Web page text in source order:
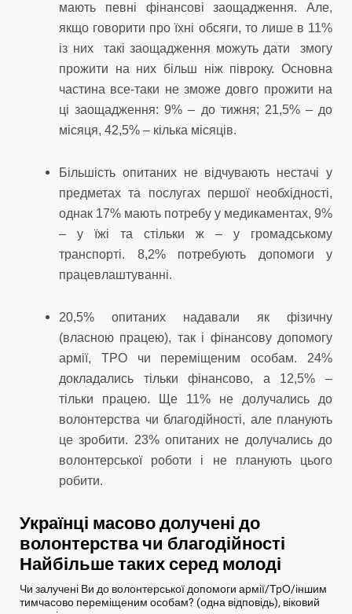
мають певні фінансові заощадження. Але,
якщо говорити про їхні обсяги, то лише в 11%
із них такі заощадження можуть дати змогу
прожити на них більш ніж півроку. Основна
частина все-таки не зможе довго прожити на
ці заощадження: 9% – до тижня; 21,5% – до
місяця, 42,5% – кілька місяців.
Більшість опитаних не відчувають нестачі у
предметах та послугах першої необхідності,
однак 17% мають потребу у медикаментах, 9%
– у їжі та стільки ж – у громадському
транспорті. 8,2% потребують допомоги у
працевлаштуванні.
20,5% опитаних надавали як фізичну
(власною працею), так і фінансову допомогу
армії, ТРО чи переміщеним особам. 24%
докладались тільки фінансово, а 12,5% –
тільки працею. Ще 11% не долучались до
волонтерства чи благодійності, але планують
це зробити. 23% опитаних не долучались до
волонтерської роботи і не планують цього
робити.